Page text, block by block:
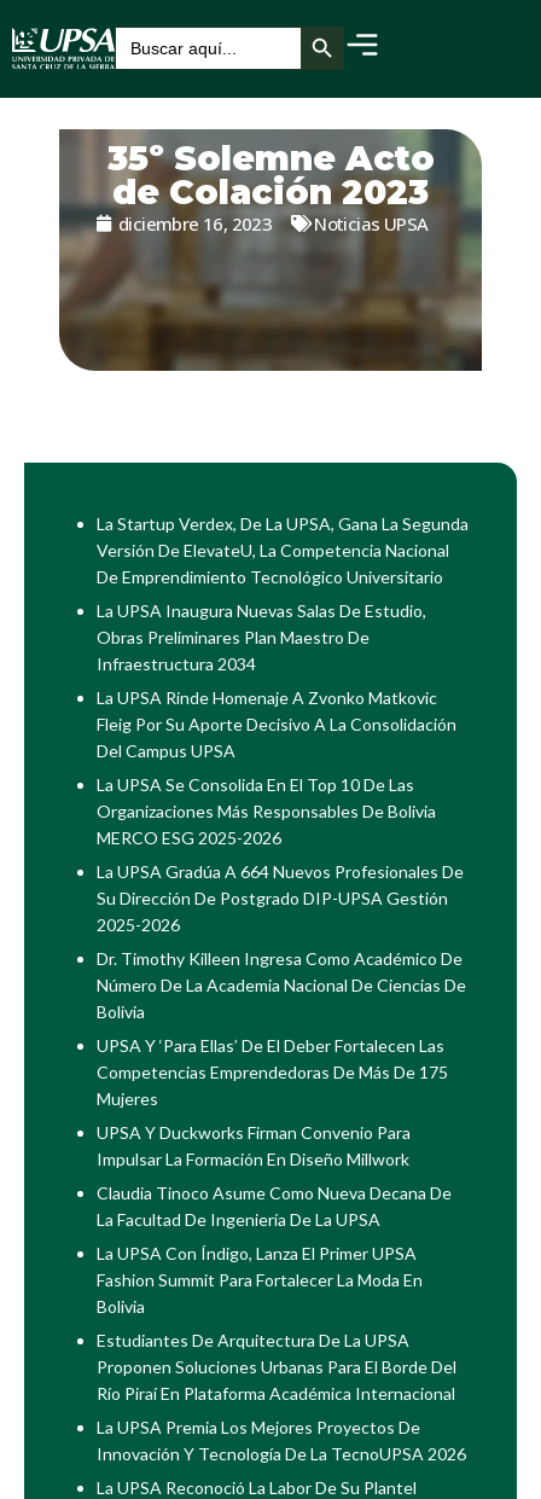
Buscar: Botón de búsqueda
35º Solemne Acto
de Colación 2023
diciembre 16, 2023 Noticias UPSA
La Startup Verdex, De La UPSA, Gana La Segunda
Versión De ElevateU, La Competencia Nacional
De Emprendimiento Tecnológico Universitario
La UPSA Inaugura Nuevas Salas De Estudio,
Obras Preliminares Plan Maestro De
Infraestructura 2034
La UPSA Rinde Homenaje A Zvonko Matkovic
Fleig Por Su Aporte Decisivo A La Consolidación
Del Campus UPSA
La UPSA Se Consolida En El Top 10 De Las
Organizaciones Más Responsables De Bolivia
MERCO ESG 2025-2026
La UPSA Gradúa A 664 Nuevos Profesionales De
Su Dirección De Postgrado DIP-UPSA Gestión
2025-2026
Dr. Timothy Killeen Ingresa Como Académico De
Número De La Academia Nacional De Ciencias De
Bolivia
UPSA Y ‘Para Ellas’ De El Deber Fortalecen Las
Competencias Emprendedoras De Más De 175
Mujeres
UPSA Y Duckworks Firman Convenio Para
Impulsar La Formación En Diseño Millwork
Claudia Tinoco Asume Como Nueva Decana De
La Facultad De Ingeniería De La UPSA
La UPSA Con Índigo, Lanza El Primer UPSA
Fashion Summit Para Fortalecer La Moda En
Bolivia
Estudiantes De Arquitectura De La UPSA
Proponen Soluciones Urbanas Para El Borde Del
Río Piraí En Plataforma Académica Internacional
La UPSA Premia Los Mejores Proyectos De
Innovación Y Tecnología De La TecnoUPSA 2026
La UPSA Reconoció La Labor De Su Plantel